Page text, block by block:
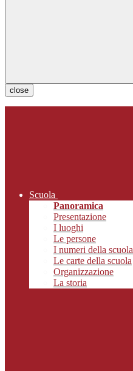
close
Scuola
Panoramica
Presentazione
I luoghi
Le persone
I numeri della scuola
Le carte della scuola
Organizzazione
La storia